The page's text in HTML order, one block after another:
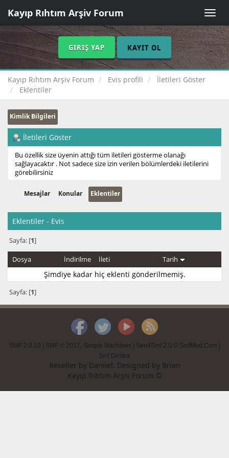
Toggle
Kayıp Rıhtım Arşiv Forum
GIRIŞ YAP KAYIT OL
Kayıp Rıhtım Arşiv Forum Evis profili
İletileri Göster
Eklentiler
Kimlik Bilgileri
İletileri Göster
Bu özellik size üyenin attığı tüm iletileri gösterme olanağı
sağlayacaktır . Not sadece size izin verilen bölümlerdeki iletilerini
görebilirsiniz
Mesajlar Konular Eklentiler
Eklentiler - Evis
Sayfa: [1]
Dosya İndirilme İleti Tarih
Şimdiye kadar hiç eklenti gönderilmemiş.
Sayfa: [1]
SMF 2.0.19 | SMF © 2017 Simple Machines | Seo4Smf 2.0 © SmfMod.Com |
Smf Destek
Reseller by Daniiel. Designed by Brian
Kayıp Rıhtım Arşiv Forum ©